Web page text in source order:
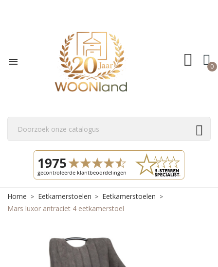
 0
Home Eetkamerstoelen
Eetkamerstoelen
Mars luxor antraciet 4 eetkamerstoel